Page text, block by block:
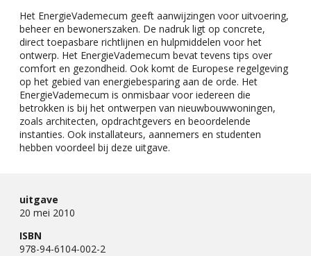
Het EnergieVademecum geeft aanwijzingen voor uitvoering,
beheer en bewonerszaken. De nadruk ligt op concrete,
direct toepasbare richtlijnen en hulpmiddelen voor het
ontwerp. Het EnergieVademecum bevat tevens tips over
comfort en gezondheid. Ook komt de Europese regelgeving
op het gebied van energiebesparing aan de orde. Het
EnergieVademecum is onmisbaar voor iedereen die
betrokken is bij het ontwerpen van nieuwbouw­woningen,
zoals architecten, opdrachtgevers en beoordelende
instanties. Ook installateurs, aannemers en studenten
hebben voordeel bij deze uitgave.
uitgave
20 mei 2010
ISBN
978-94-6104-002-2